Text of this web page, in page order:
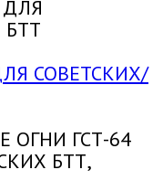
СОВЕТСКИХ/